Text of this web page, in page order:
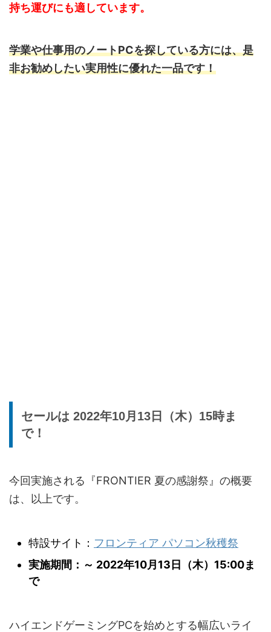
持ち運びにも適しています。
学業や仕事用のノートPCを探している方には、是
非お勧めしたい実用性に優れた一品です！
セールは 2022年10月13日（木）15時ま
で！
今回実施される『FRONTIER 夏の感謝祭』の概要
は、以上です。
特設サイト： フロンティア パソコン秋穫祭
実施期間：～ 2022年10月13日（木）15:00ま
で
ハイエンドゲーミングPCを始めとする幅広いライ